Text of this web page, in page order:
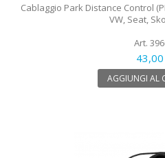
Cablaggio Park Distance Control
VW, Seat,
Art.
AGGIUNGI AL